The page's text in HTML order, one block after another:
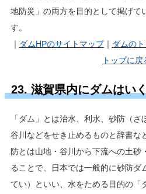
地防災」の両方を目的として掲げて
す。
｜ ダムHPのサイトマップ｜ ダムの
トップに戻
23. 滋賀県内にダムはい
「ダム」とは治水、利水、砂防（さ
谷川などをせき止めるものと辞書な
防とは山地・谷川から下流への土砂
ることで、日本では一般的に砂防ダ
てい）といい、水をためる目的の「